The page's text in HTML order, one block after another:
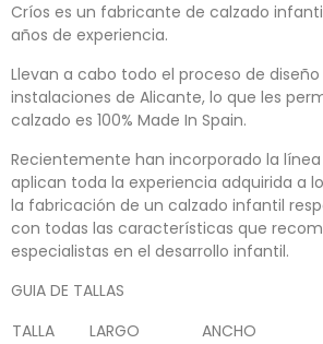
Críos es un fabricante de calzado
años de experiencia.
Llevan a cabo todo el proceso de
instalaciones de Alicante, lo que les
calzado es 100% Made In Spain.
Recientemente han incorporado la línea
aplican toda la experiencia adquirida a
la fabricación de un calzado infantil
con todas las características que
especialistas en el desarrollo infantil.
GUIA DE TALLAS
TALLA
LARGO
ANCHO